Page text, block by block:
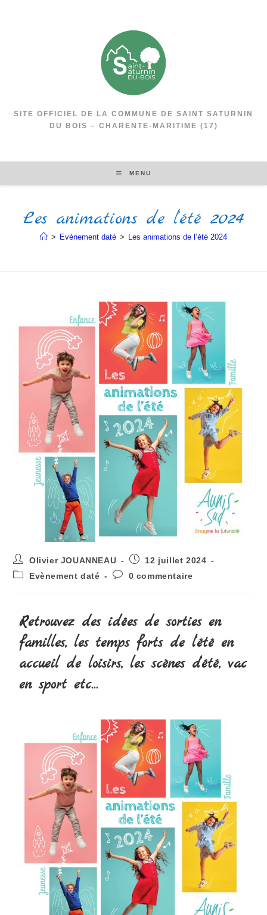
SITE OFFICIEL DE LA COMMUNE DE SAINT SATURNIN
DU BOIS – CHARENTE-MARITIME (17)
MENU
Les animations de l’été 2024
> Evènement daté > Les animations de l’été 2024
Olivier JOUANNEAU
12 juillet 2024
Evènement daté
0 commentaire
Retrouvez des idées de sorties en
familles, les temps forts de l’été en
accueil de loisirs, les scènes d’été, vac
en sport etc…